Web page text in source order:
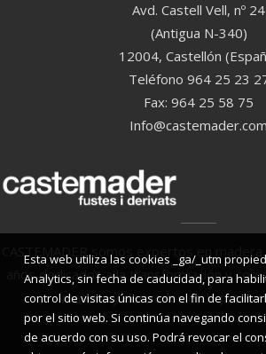
CASTEMADER somos expertos en
años dedicados a la transformación y
madera y derivados en la
Avd. Castell Vell, nº 24
(Antigua N-340)
12004, Castellón
Teléfono 964 25 23
Fax: 964 25 58 75
Info@castemader.com
Esta web utiliza las cookies _ga/_utm
Analytics, sin fecha de caducidad, para
control de visitas únicas con el fin de
por el sitio web. Si continúa navegando
de acuerdo con su uso. Podrá revocar el